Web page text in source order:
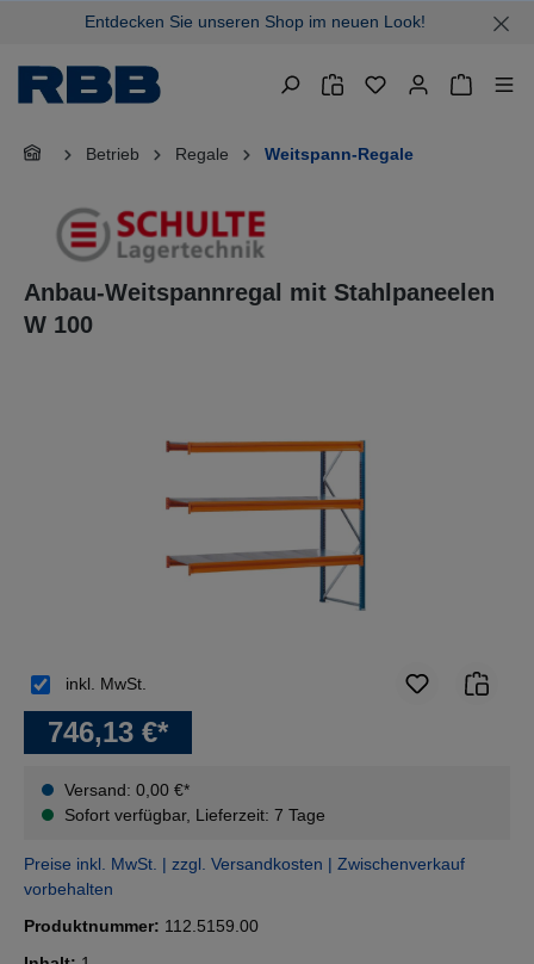
springenEntdecken Sie unseren Shop im neuen Look!
Betrieb Regale Weitspann-Regale
Anbau-Weitspannregal mit Stahlpaneelen
W 100
746,13 €*
Versand: 0,00 €*
Sofort verfügbar, Lieferzeit: 7 Tage
inkl. MwSt.
Preise inkl. MwSt. | zzgl. Versandkosten | Zwischenverkauf
vorbehalten
Produktnummer: 112.5159.00